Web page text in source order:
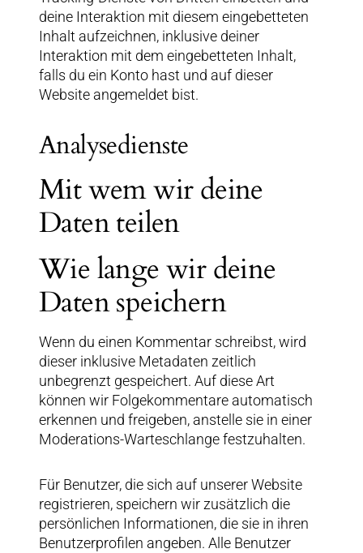
deine Interaktion mit diesem eingebetteten
Inhalt aufzeichnen, inklusive deiner
Interaktion mit dem eingebetteten Inhalt,
falls du ein Konto hast und auf dieser
Website angemeldet bist.
Analysedienste
Mit wem wir deine
Daten teilen
Wie lange wir deine
Daten speichern
Wenn du einen Kommentar schreibst, wird
dieser inklusive Metadaten zeitlich
unbegrenzt gespeichert. Auf diese Art
können wir Folgekommentare automatisch
erkennen und freigeben, anstelle sie in einer
Moderations-Warteschlange festzuhalten.
Für Benutzer, die sich auf unserer Website
registrieren, speichern wir zusätzlich die
persönlichen Informationen, die sie in ihren
Benutzerprofilen angeben. Alle Benutzer